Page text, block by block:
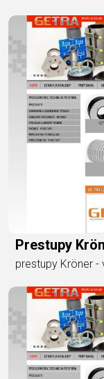
Prestupy
prestupy Kröner